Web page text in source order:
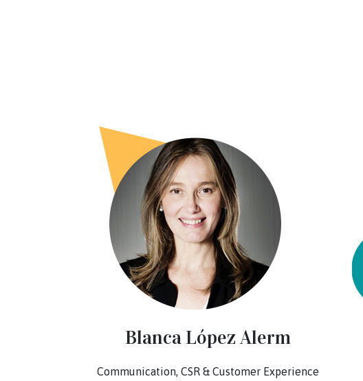
Blanca López Alerm
Communication, CSR & Customer Experience